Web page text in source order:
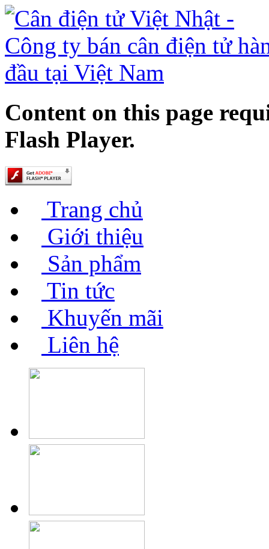
Content on this page
Flash Player.
Trang chủ
Giới thiệu
Sản phẩm
Tin tức
Khuyến mãi
Liên hệ